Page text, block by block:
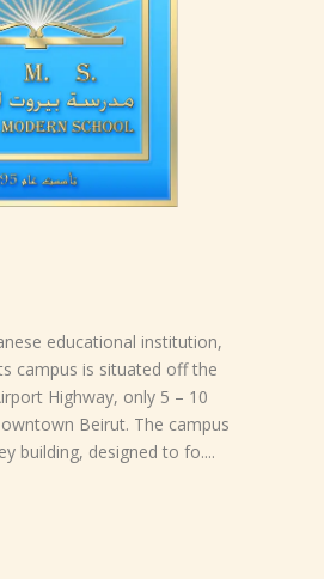
educational institution,
campus is situated off the
Highway, only 5 – 10
Beirut. The campus
building, designed to fo....